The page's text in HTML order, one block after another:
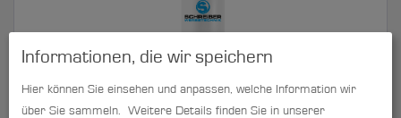
Kerze | B 8 cm x H 25 cm | rundum bedruckt
Informationen, die wir speichern
Hier können Sie einsehen und anpassen, welche Information wir
über Sie sammeln.
Weitere Details finden Sie in unserer